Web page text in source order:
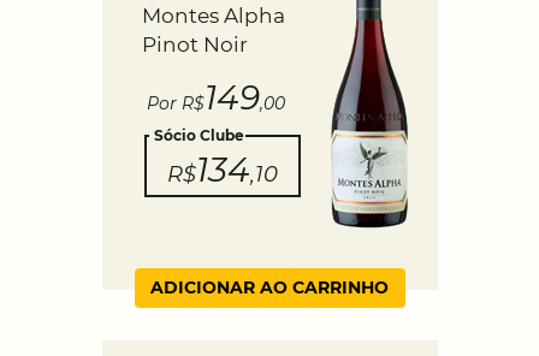
Montes Alpha
Pinot Noir
Por R$149,00
Sócio Clube
R$134,10
ADICIONAR AO CARRINHO